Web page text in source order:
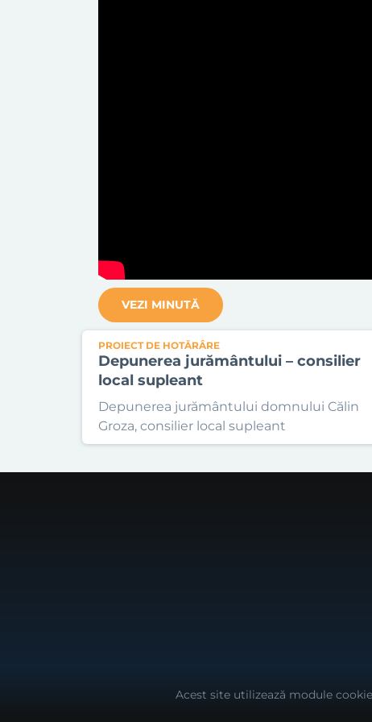
VEZI MINUTĂ
PROIECT DE HOTĂRÂRE
Depunerea jurământului – consilier
local supleant
Depunerea jurământului domnului Călin
Groza, consilier local supleant
Acest site utilizează module